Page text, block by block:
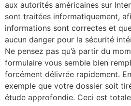
aux autorités américaines sur
sont traitées informatiquement,
informations sont correctes et
aucun danger pour la sécurité
Ne pensez pas qu’à partir du
formulaire vous semble bien
forcément délivrée rapidement.
exemple que votre dossier soit
étude approfondie. Ceci est